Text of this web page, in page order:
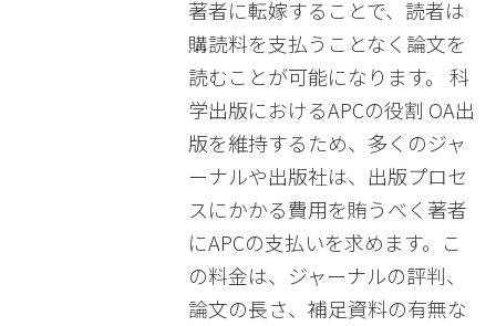
著者に転嫁することで、読者は
購読料を支払うことなく論文を
読むことが可能になります。 科
学出版におけるAPCの役割 OA出
版を維持するため、多くのジャ
ーナルや出版社は、出版プロセ
スにかかる費用を賄うべく著者
にAPCの支払いを求めます。こ
の料金は、ジャーナルの評判、
論文の長さ、補足資料の有無な